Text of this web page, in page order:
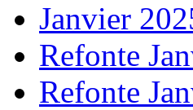
Janvier
Refonte
Refonte